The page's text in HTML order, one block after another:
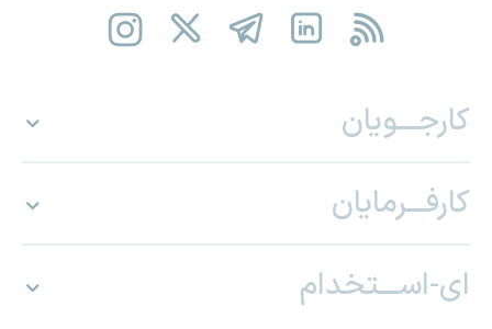
کارجـــویان
کارفـــرمایان
ای-اســـتخدام